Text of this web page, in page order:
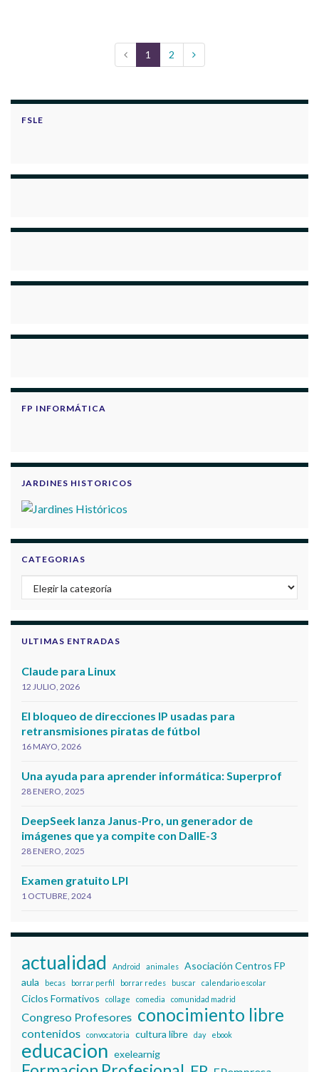
1 2
FSLE
FP INFORMÁTICA
JARDINES HISTORICOS
CATEGORIAS
Categorias
ULTIMAS ENTRADAS
Claude para Linux
12 JULIO, 2026
El bloqueo de direcciones IP usadas para
retransmisiones piratas de fútbol
16 MAYO, 2026
Una ayuda para aprender informática: Superprof
28 ENERO, 2025
DeepSeek lanza Janus-Pro, un generador de
imágenes que ya compite con DallE-3
28 ENERO, 2025
Examen gratuito LPI
1 OCTUBRE, 2024
actualidad Android animales
Asociación Centros FP
aula
becas borrar perfil borrar redes buscar calendario escolar
Ciclos Formativos collage comedia comunidad madrid
Congreso Profesores conocimiento libre
contenidos convocatoria cultura libre day ebook
educacion exelearnig